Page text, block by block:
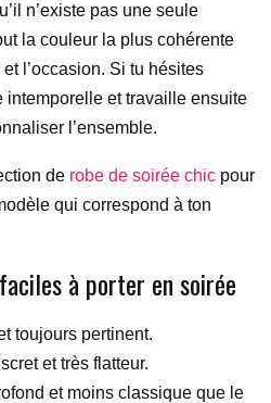
n’existe pas une seule
la couleur la plus cohérente
l’occasion. Si tu hésites
intemporelle et travaille ensuite
l’ensemble.
de robe de soirée chic pour
qui correspond à ton
à porter en soirée
toujours pertinent.
et très flatteur.
et moins classique que le